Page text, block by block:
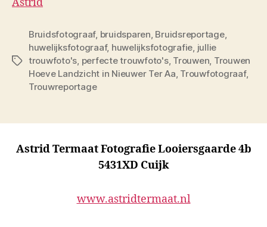
Astrid
Tags
Bruidsfotograaf, bruidsparen, Bruidsreportage,
huwelijksfotograaf, huwelijksfotografie, jullie
trouwfoto's, perfecte trouwfoto's, Trouwen, Trouwen
Hoeve Landzicht in Nieuwer Ter Aa, Trouwfotograaf,
Trouwreportage
Astrid Termaat Fotografie Looiersgaarde 4b
5431XD Cuijk
www.astridtermaat.nl